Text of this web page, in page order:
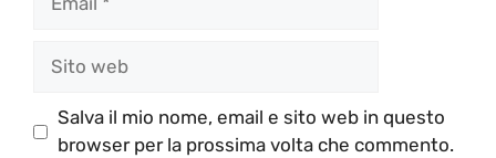
Salva il mio nome, email e sito web in questo
browser per la prossima volta che commento.